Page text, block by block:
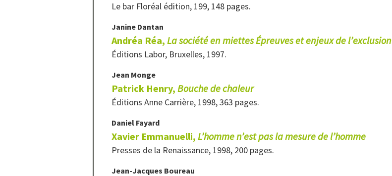
Le bar Floréal édition, 199, 148 pages.
Janine Dantan
Andréa Réa, La société en miettes Épreuves et enjeux de l’exclusion
Éditions Labor, Bruxelles, 1997.
Jean Monge
Patrick Henry, Bouche de chaleur
Éditions Anne Carrière, 1998, 363 pages.
Daniel Fayard
Xavier Emmanuelli, L’homme n’est pas la mesure de l’homme
Presses de la Renaissance, 1998, 200 pages.
Jean-Jacques Boureau